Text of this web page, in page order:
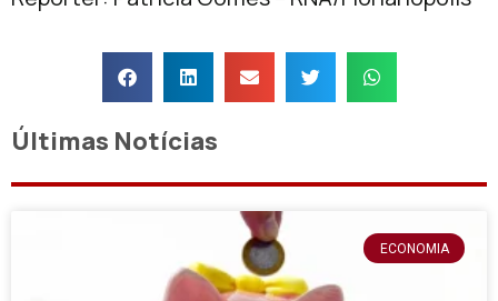
Últimas Notícias
ECONOMIA